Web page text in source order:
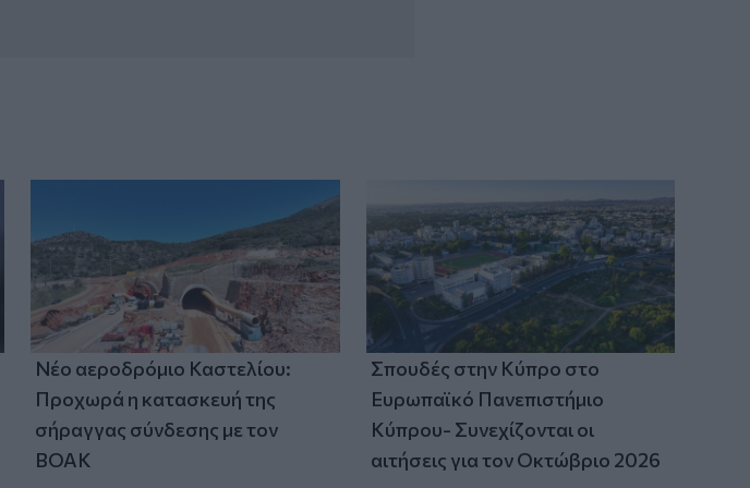
Νέο αεροδρόμιο Καστελίου:
Προχωρά η κατασκευή της
σήραγγας σύνδεσης με τον
ΒΟΑΚ
Σπουδές στην Κύπρο στο
Ευρωπαϊκό Πανεπιστήμιο
Κύπρου- Συνεχίζονται οι
αιτήσεις για τον Οκτώβριο 2026